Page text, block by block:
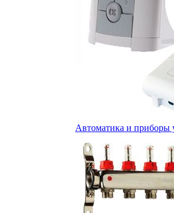
Автоматика и приборы